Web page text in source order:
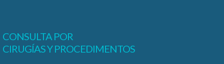
CONSULTA POR
CIRUGÍAS Y PROCEDIMENTOS